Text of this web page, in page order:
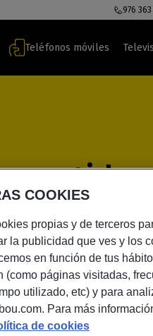
976
Teléfonos móviles
antes.
COOKIES
propias y de terceros
la publicidad que ves y los
en función de tus
(como páginas visitadas,
utilizado, etc) y para
Para más
de cookies